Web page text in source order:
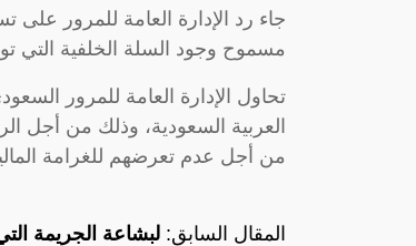
جاء رد الإدارة العامة للمرور على
مسموح وجود السلة الخلفية التي
تحاول الإدارة العامة للمرور
العربية السعودية، وذلك من أجل
من أجل عدم تعرضهم للغرامة
المقال السابق: لبشاعة الجريمة